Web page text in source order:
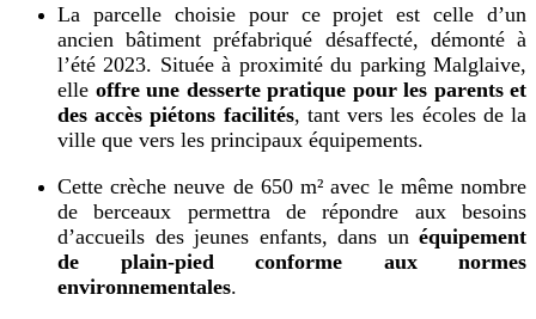
La parcelle choisie pour ce projet est celle d’un
ancien bâtiment préfabriqué désaffecté, démonté à
l’été 2023. Située à proximité du parking Malglaive,
elle offre une desserte pratique pour les parents et
des accès piétons facilités, tant vers les écoles de la
ville que vers les principaux équipements.
Cette crèche neuve de 650 m² avec le même nombre
de berceaux permettra de répondre aux besoins
d’accueils des jeunes enfants, dans un équipement
de plain-pied conforme aux normes
environnementales.